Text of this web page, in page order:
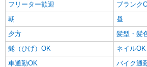
フリーター歓迎
ブランク
朝
昼
夕方
髪型・髪
髭（ひげ）OK
ネイルOK
車通勤OK
バイク通